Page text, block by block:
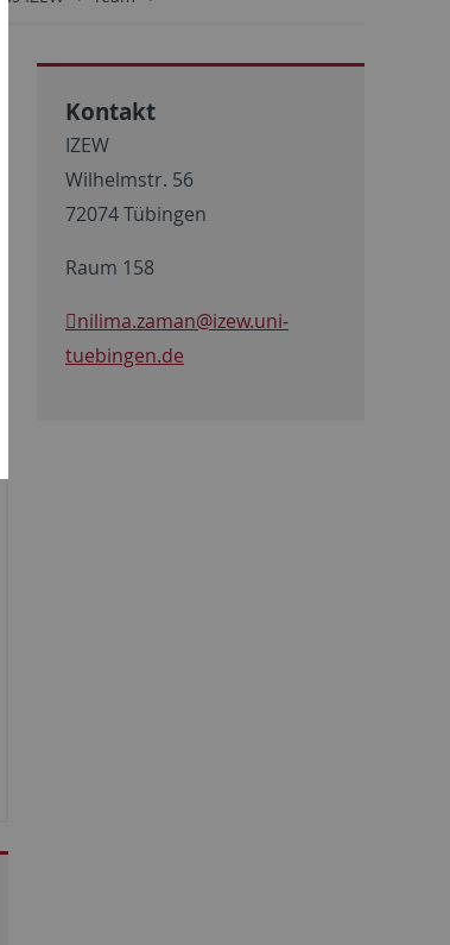
Kontakt
IZEW
Wilhelmstr. 56
72074 Tübingen
Raum 158
nilima.zaman@izew.uni-
tuebingen.de